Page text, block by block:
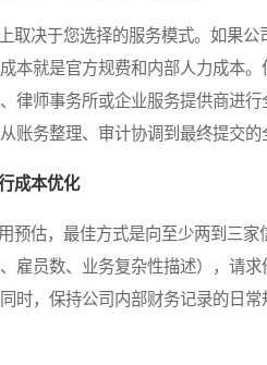
决于您选择的服务模式。如果公
本就是官方规费和内部人力成本
律师事务所或企业服务提供商进
账务整理、审计协调到最终提交的
成本优化
估，最佳方式是向至少两到三家
雇员数、业务复杂性描述），请
时，保持公司内部财务记录的日